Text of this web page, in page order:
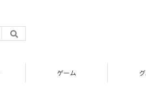
ゲーム